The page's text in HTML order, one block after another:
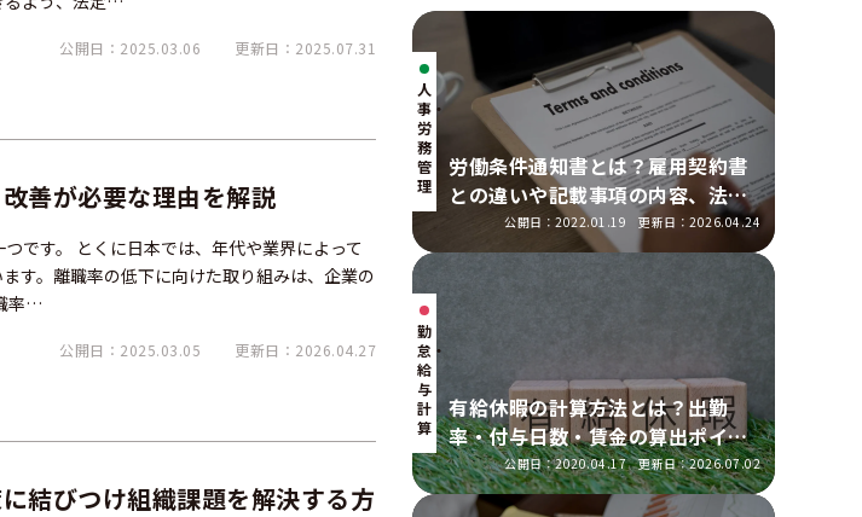
公開日：2025.03.06 更新日：2025.07.31
善が必要な理由を解説
です。 とくに日本では、年代や業界によって
す。離職率の低下に向けた取り組みは、企業の
率…
公開日：2025.03.05 更新日：2026.04.27
結びつけ組織課題を解決する方
人
事・
労
務
管
理
労働条件通知書とは？雇用契約書
との違いや記載事項の内容、法改
正の明示ルールを解説
公開日：2022.01.19 更新日：2026.04.24
勤
怠・
給
与
計
算
有給休暇の計算方法とは？出勤
率・付与日数・賃金の算出ポイン
トを実務に即して解説
公開日：2020.04.17 更新日：2026.07.02